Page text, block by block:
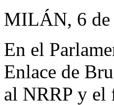
MILÁN, 6 de
En el
Enlace de
al NRRP y el